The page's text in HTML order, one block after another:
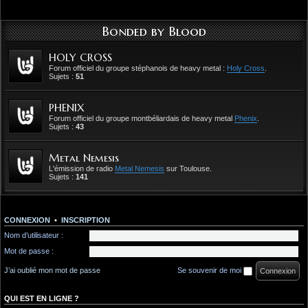
Bonded by Blood
HOLY CROSS
Forum officiel du groupe stéphanois de heavy metal : Holy Cross
Sujets : 51
PHENIX
Forum officiel du groupe montbéliardais de heavy metal Phenix
Sujets : 43
Metal Nemesis
L'émission de radio Metal Nemesis sur Toulouse.
Sujets : 141
CONNEXION • INSCRIPTION
Nom d’utilisateur :
Mot de passe :
J’ai oublié mon mot de passe Se souvenir de moi
QUI EST EN LIGNE ?